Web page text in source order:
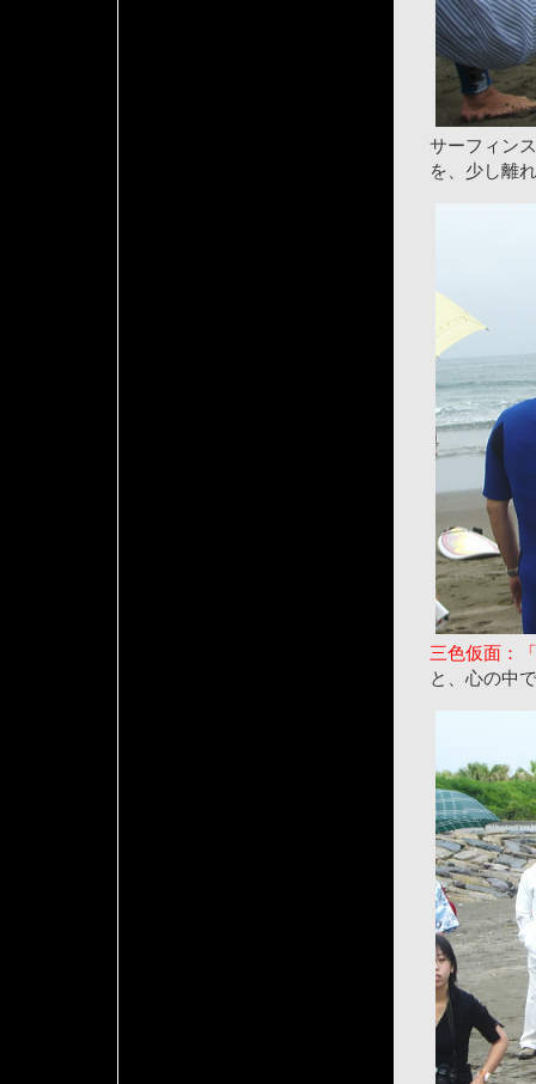
サーフィン
を、少し離
三色仮面：
と、心の中